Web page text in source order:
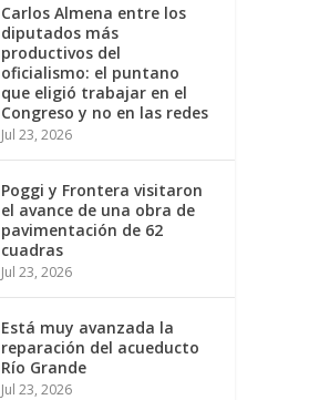
Carlos Almena entre los
diputados más
productivos del
oficialismo: el puntano
que eligió trabajar en el
Congreso y no en las redes
Jul 23, 2026
Poggi y Frontera visitaron
el avance de una obra de
pavimentación de 62
cuadras
Jul 23, 2026
Está muy avanzada la
reparación del acueducto
Río Grande
Jul 23, 2026